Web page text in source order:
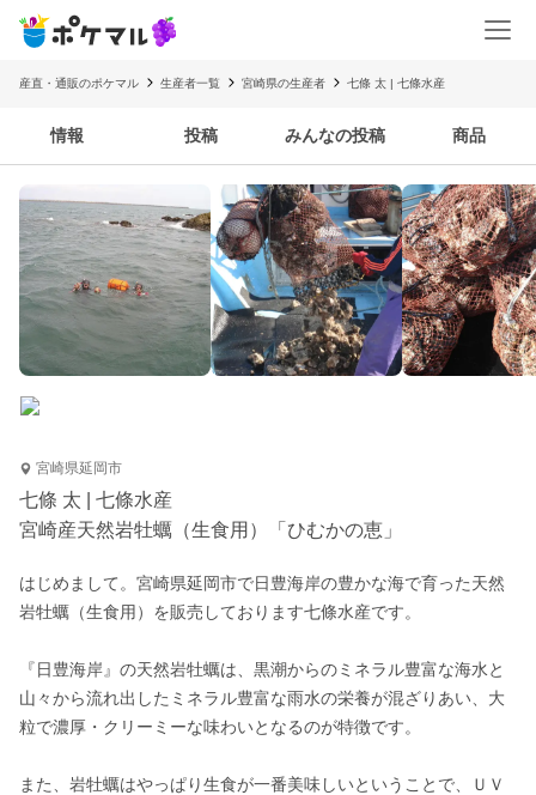
産直・通販のポケマル 生産者一覧 宮崎県の生産者 七條 太 | 七條水産
情報 投稿 みんなの投稿 商品
宮崎県延岡市
七條 太 | 七條水産
宮崎産天然岩牡蠣（生食用）「ひむかの恵」
はじめまして。宮崎県延岡市で日豊海岸の豊かな海で育った天然
岩牡蠣（生食用）を販売しております七條水産です。
『日豊海岸』の天然岩牡蠣は、黒潮からのミネラル豊富な海水と
山々から流れ出したミネラル豊富な雨水の栄養が混ざりあい、大
粒で濃厚・クリーミーな味わいとなるのが特徴です。
また、岩牡蠣はやっぱり生食が一番美味しいということで、ＵＶ